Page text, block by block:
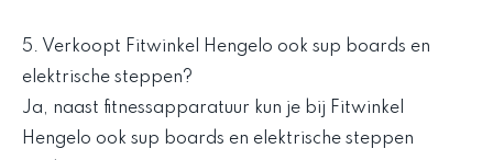
5. Verkoopt Fitwinkel Hengelo ook sup boards en
elektrische steppen?
Ja, naast fitnessapparatuur kun je bij Fitwinkel
Hengelo ook sup boards en elektrische steppen